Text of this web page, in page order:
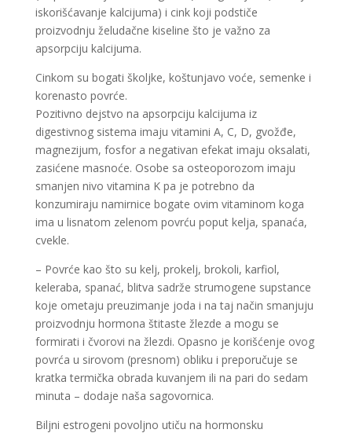
iskorišćavanje kalcijuma) i cink koji podstiče
proizvodnju želudačne kiseline što je važno za
apsorpciju kalcijuma.
Cinkom su bogati školjke, koštunjavo voće, semenke i
korenasto povrće.
Pozitivno dejstvo na apsorpciju kalcijuma iz
digestivnog sistema imaju vitamini A, C, D, gvožđe,
magnezijum, fosfor a negativan efekat imaju oksalati,
zasićene masnoće. Osobe sa osteoporozom imaju
smanjen nivo vitamina K pa je potrebno da
konzumiraju namirnice bogate ovim vitaminom koga
ima u lisnatom zelenom povrću poput kelja, spanaća,
cvekle.
– Povrće kao što su kelj, prokelj, brokoli, karfiol,
keleraba, spanać, blitva sadrže strumogene supstance
koje ometaju preuzimanje joda i na taj način smanjuju
proizvodnju hormona štitaste žlezde a mogu se
formirati i čvorovi na žlezdi. Opasno je korišćenje ovog
povrća u sirovom (presnom) obliku i preporučuje se
kratka termička obrada kuvanjem ili na pari do sedam
minuta – dodaje naša sagovornica.
Biljni estrogeni povoljno utiču na hormonsku